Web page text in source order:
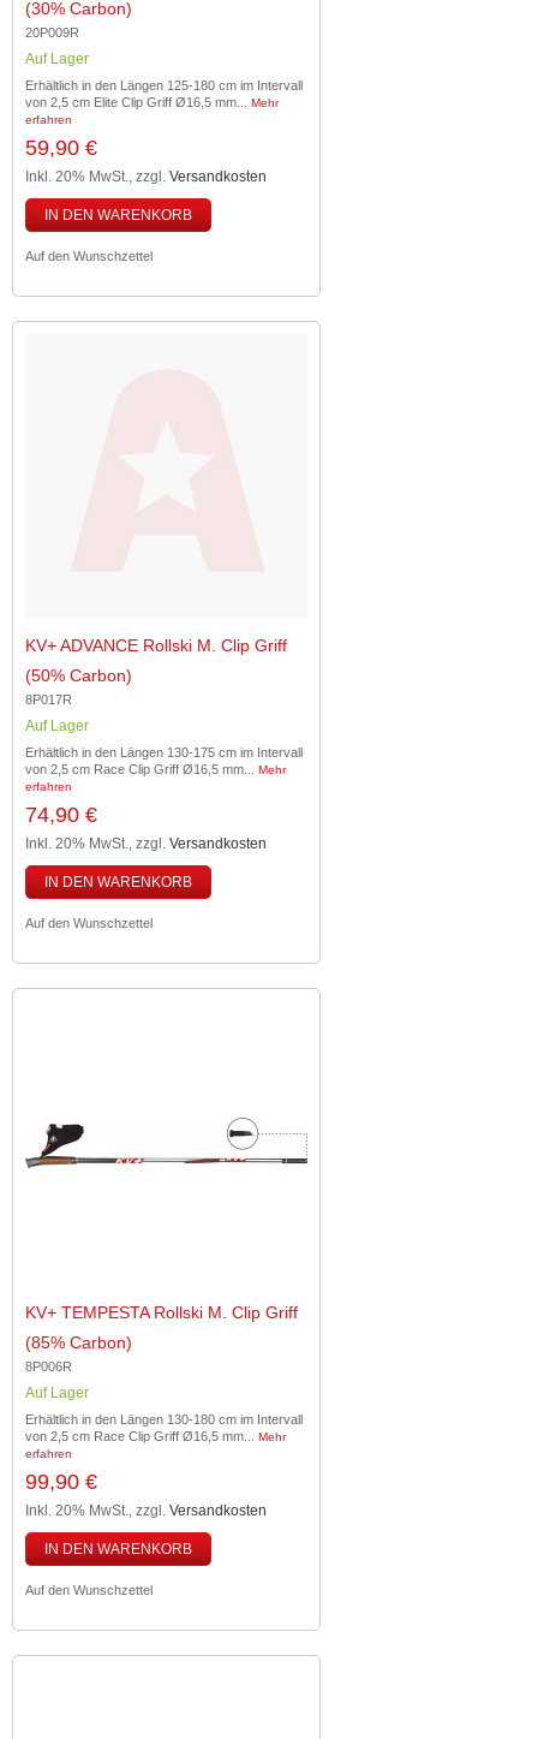
(30% Carbon)
20P009R
Auf Lager
Erhältlich in den Längen 125-180 cm im Intervall
von 2,5 cm Elite Clip Griff Ø16,5 mm... Mehr
erfahren
59,90 €
Inkl. 20% MwSt., zzgl. Versandkosten
IN DEN WARENKORB
Auf den Wunschzettel
KV+ ADVANCE Rollski M. Clip Griff
(50% Carbon)
8P017R
Auf Lager
Erhältlich in den Längen 130-175 cm im Intervall
von 2,5 cm Race Clip Griff Ø16,5 mm... Mehr
erfahren
74,90 €
Inkl. 20% MwSt., zzgl. Versandkosten
IN DEN WARENKORB
Auf den Wunschzettel
KV+ TEMPESTA Rollski M. Clip Griff
(85% Carbon)
8P006R
Auf Lager
Erhältlich in den Längen 130-180 cm im Intervall
von 2,5 cm Race Clip Griff Ø16,5 mm... Mehr
erfahren
99,90 €
Inkl. 20% MwSt., zzgl. Versandkosten
IN DEN WARENKORB
Auf den Wunschzettel